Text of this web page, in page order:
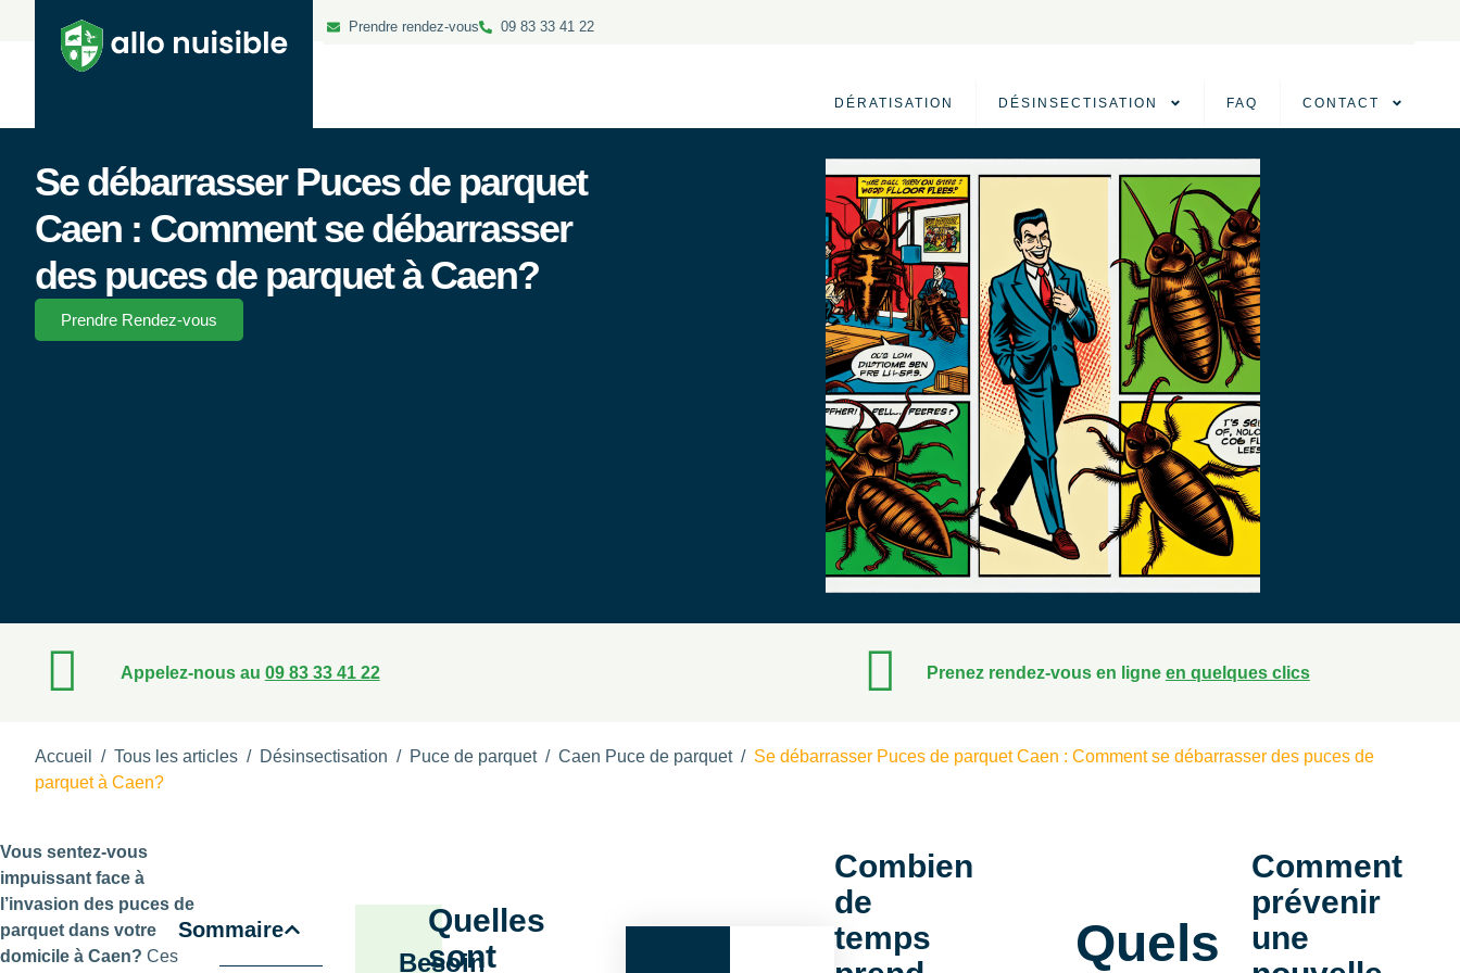
Prendre rendez-vous 09 83 33 41 22
DÉRATISATION DÉSINSECTISATION FAQ CONTACT
Se débarrasser Puces de parquet
Caen : Comment se débarrasser
des puces de parquet à Caen?
Prendre Rendez-vous
Appelez-nous au 09 83 33 41 22 Prenez rendez-vous en ligne en quelques clics
Accueil / Tous les articles / Désinsectisation / Puce de parquet/ Caen Puce de parquet/ Se débarrasser Puces de parquet Caen : Comment se débarrasser des puces de
parquet à Caen?
Vous sentez-vous
impuissant face à
l’invasion des puces de
parquet dans votre
domicile à Caen? Ces
Sommaire
Besoin
Quelles
sont
Combien
de
temps
Quels
Comment
prévenir
une